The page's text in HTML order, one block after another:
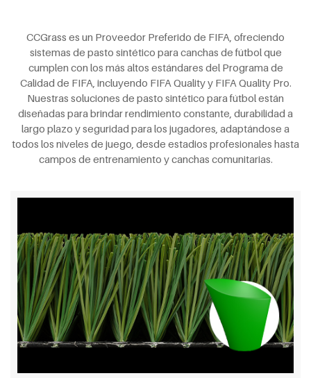
CCGrass es un Proveedor Preferido de FIFA, ofreciendo
sistemas de pasto sintético para canchas de fútbol que
cumplen con los más altos estándares del Programa de
Calidad de FIFA, incluyendo FIFA Quality y FIFA Quality Pro.
Nuestras soluciones de pasto sintético para fútbol están
diseñadas para brindar rendimiento constante, durabilidad a
largo plazo y seguridad para los jugadores, adaptándose a
todos los niveles de juego, desde estadios profesionales hasta
campos de entrenamiento y canchas comunitarias.